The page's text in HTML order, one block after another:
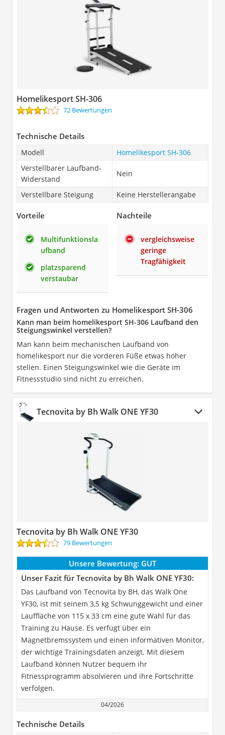
Homelikesport SH-306
72 Bewertungen
Technische Details
Modell
Homelikesport SH-306
Verstellbarer Laufband-
Widerstand
Nein
Verstellbare Steigung Keine Herstellerangabe
Vorteile
Multifunktionsla
ufband
platzsparend
verstaubar
Nachteile
vergleichsweise
geringe
Tragfähigkeit
Fragen und Antworten zu Homelikesport SH-306
Kann man beim homelikesport SH-306 Laufband den
Steigungswinkel verstellen?
Man kann beim mechanischen Laufband von
homelikesport nur die vorderen Füße etwas höher
stellen. Einen Steigungswinkel wie die Geräte im
Fitnessstudio sind nicht zu erreichen.
Tecnovita by Bh Walk ONE YF30
Tecnovita by Bh Walk ONE YF30
79 Bewertungen
Unsere Bewertung: GUT
Unser Fazit für Tecnovita by Bh Walk ONE YF30:
Das Laufband von Tecnovita by BH, das Walk One
YF30, ist mit seinem 3,5 kg Schwunggewicht und einer
Lauffläche von 115 x 33 cm eine gute Wahl für das
Training zu Hause. Es verfügt über ein
Magnetbremssystem und einen informativen Monitor,
der wichtige Trainingsdaten anzeigt. Mit diesem
Laufband können Nutzer bequem ihr
Fitnessprogramm absolvieren und ihre Fortschritte
verfolgen.
04/2026
Technische Details